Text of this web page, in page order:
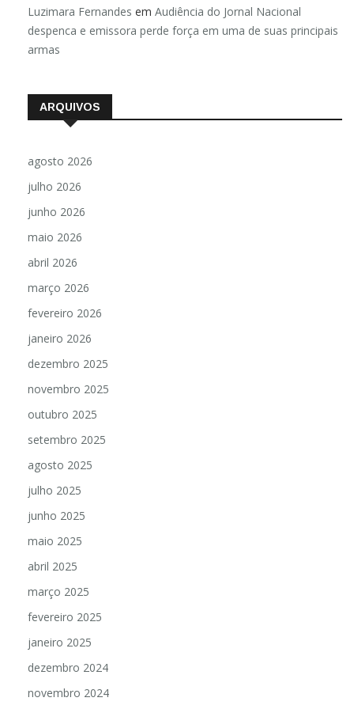
Luzimara Fernandes em Audiência do Jornal Nacional
despenca e emissora perde força em uma de suas principais
armas
ARQUIVOS
agosto 2026
julho 2026
junho 2026
maio 2026
abril 2026
março 2026
fevereiro 2026
janeiro 2026
dezembro 2025
novembro 2025
outubro 2025
setembro 2025
agosto 2025
julho 2025
junho 2025
maio 2025
abril 2025
março 2025
fevereiro 2025
janeiro 2025
dezembro 2024
novembro 2024